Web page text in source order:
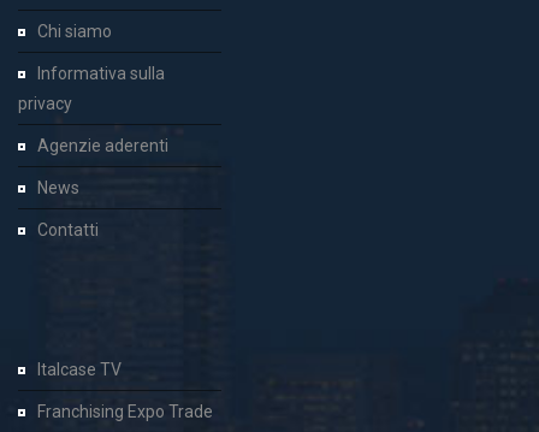
Chi siamo
Informativa sulla
privacy
Agenzie aderenti
News
Contatti
Italcase TV
Franchising Expo Trade